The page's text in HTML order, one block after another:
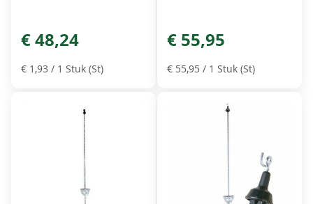
€ 48,24
€ 1,93 / 1 Stuk (St)
€ 55,95
€ 55,95 / 1 Stuk (St)